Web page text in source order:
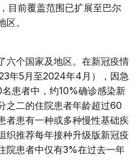
目前覆盖范围已扩展至巴尔
。
六个国家及地区。在新冠疫情
年5月至2024年4月），因急
患者中，约10%确诊感染新
之二的住院患者年龄超过60
者患有一种或多种慢性基础疾
推荐每年接种升级版新冠疫
院患者中仅有3%在过去一年